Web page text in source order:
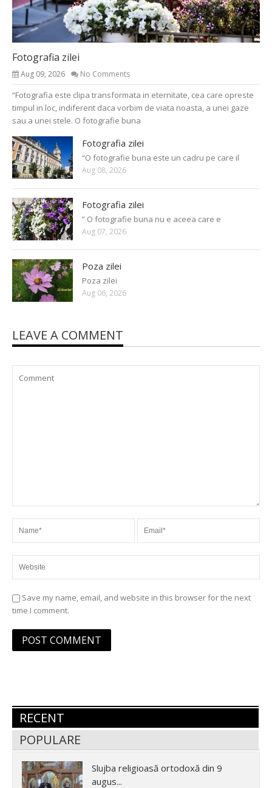
Fotografia zilei
Aug 09, 2026 No Comments
“Fotografia este clipa transformata in eternitate, cea care opreste
timpul in loc, indiferent daca vorbim de viata noasta, a unei gaze
sau a unei stele. O fotografie buna
Fotografia zilei
“O fotografie buna este un cadru pe care il
Aug 08, 2026
Fotografia zilei
” O fotografie buna nu e aceea care e
Aug 07, 2026
Poza zilei
Poza zilei
Aug 06, 2026
LEAVE A COMMENT
Save my name, email, and website in this browser for the next
time I comment.
RECENT
POPULARE
Slujba religioasă ortodoxă din 9
augus...